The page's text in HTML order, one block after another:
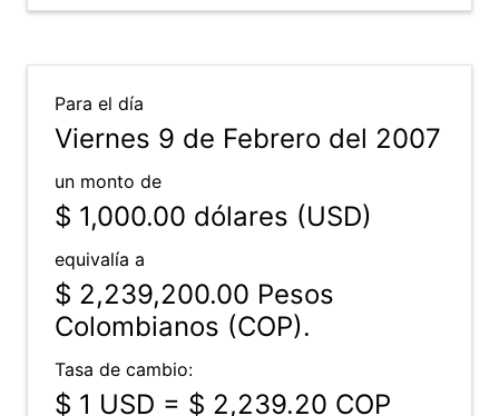
Para el día
Viernes 9 de Febrero del 2007
un monto de
$ 1,000.00 dólares (USD)
equivalía a
$ 2,239,200.00 Pesos
Colombianos (COP).
Tasa de cambio:
$ 1 USD = $ 2,239.20 COP